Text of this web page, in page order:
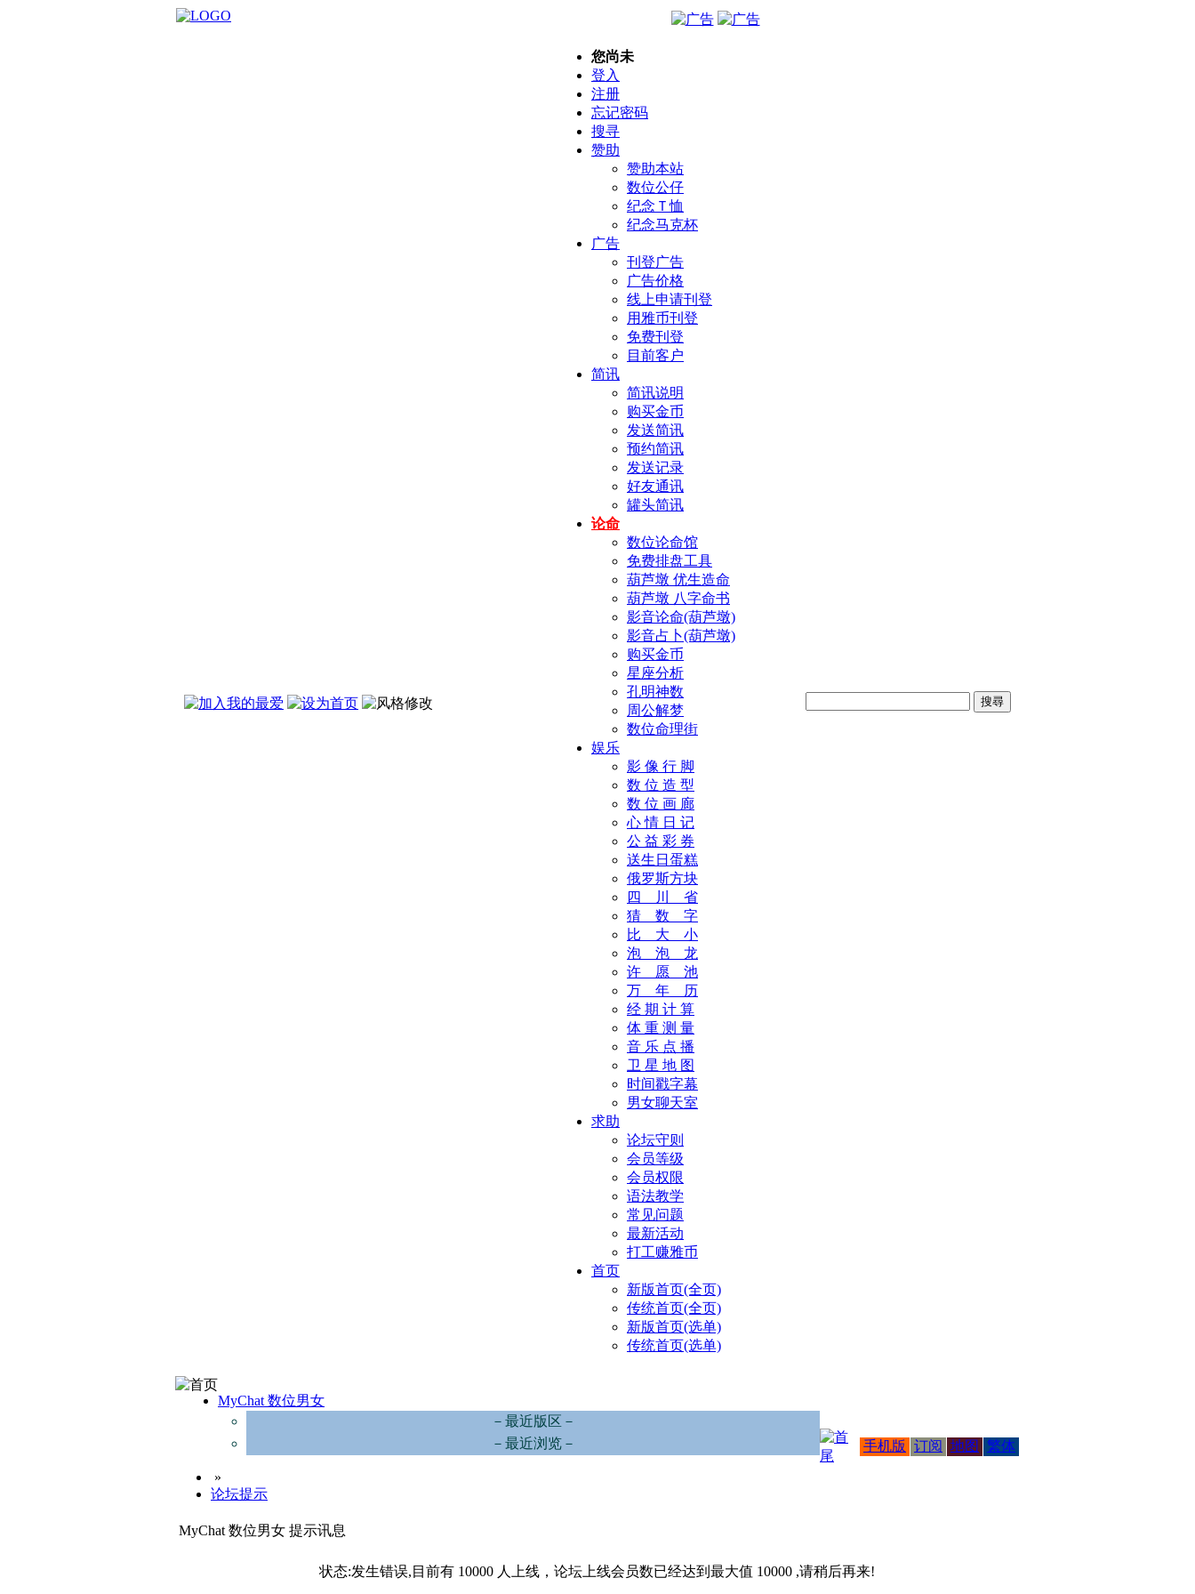
您尚未
登入
注册
忘记密码
搜寻
赞助
赞助本站
数位公仔
纪念Ｔ恤
纪念马克杯
广告
刊登广告
广告价格
线上申请刊登
用雅币刊登
免费刊登
目前客户
简讯
简讯说明
购买金币
发送简讯
预约简讯
发送记录
好友通讯
罐头简讯
论命
数位论命馆
免费排盘工具
葫芦墩 优生造命
葫芦墩 八字命书
影音论命(葫芦墩)
影音占卜(葫芦墩)
购买金币
星座分析
孔明神数
周公解梦
数位命理街
娱乐
影 像 行 脚
数 位 造 型
数 位 画 廊
心 情 日 记
公 益 彩 券
送生日蛋糕
俄罗斯方块
四 川 省
猜 数 字
比 大 小
泡 泡 龙
许 愿 池
万 年 历
经 期 计 算
体 重 测 量
音 乐 点 播
卫 星 地 图
时间戳字幕
男女聊天室
求助
论坛守则
会员等级
会员权限
语法教学
常见问题
最新活动
打工赚雅币
首页
新版首页(全页)
传统首页(全页)
新版首页(选单)
传统首页(选单)
MyChat 数位男女
－最近版区－
－最近浏览－
»
论坛提示
手机版 订阅 地图 繁体
MyChat 数位男女 提示讯息
状态:发生错误,目前有 10000 人上线，论坛上线会员数已经达到最大值 10000 ,请稍后再来!